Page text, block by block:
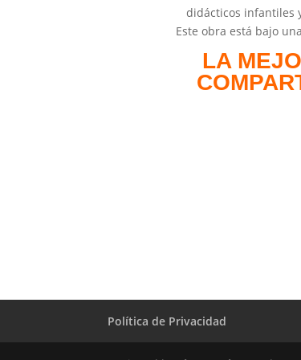
didácticos infantiles
Este obra está bajo una
LA
Política de Privacidad